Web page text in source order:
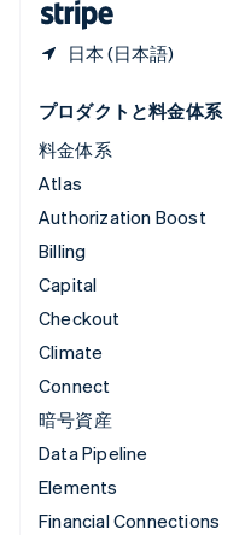
日本 (日本語)
プロダクトと料金体系
料金体系
Atlas
Authorization Boost
Billing
Capital
Checkout
Climate
Connect
暗号資産
Data Pipeline
Elements
Financial Connections